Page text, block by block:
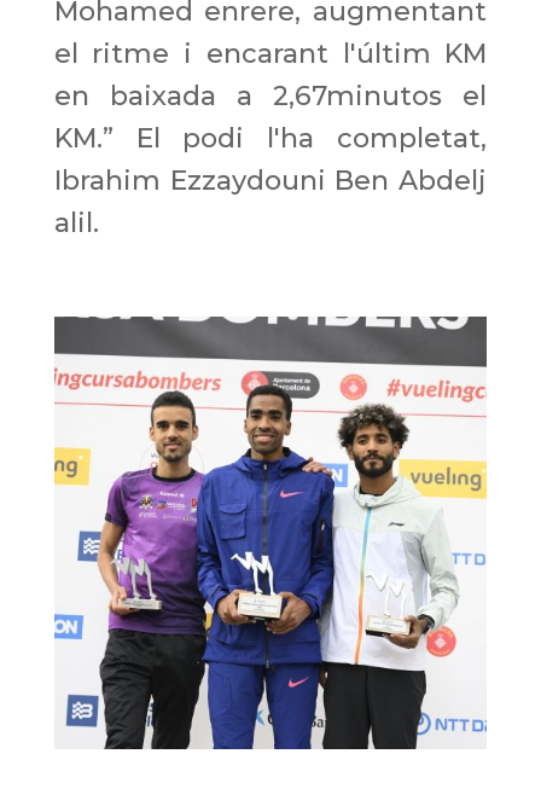
Mohamed enrere, augmentant
el ritme i encarant l'últim KM
en baixada a 2,67minutos el
KM.” El podi l'ha completat,
Ibrahim Ezzaydouni Ben Abdelj
alil.